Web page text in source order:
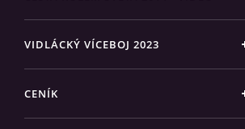
VIDLÁCKÝ VÍCEBOJ 2023
CENÍK